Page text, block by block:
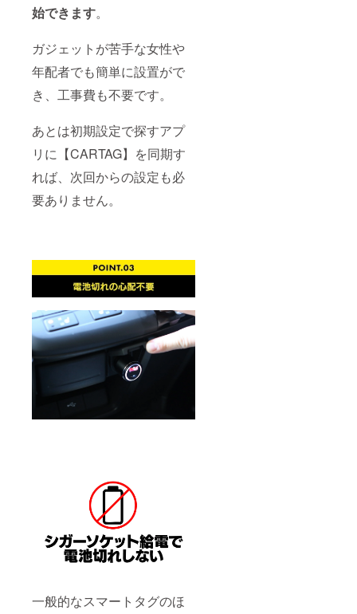
始できます。
ガジェットが苦手な女性や
年配者でも簡単に設置がで
き、工事費も不要です。
あとは初期設定で探すアプ
リに【CARTAG】を同期す
れば、次回からの設定も必
要ありません。
一般的なスマートタグのほ